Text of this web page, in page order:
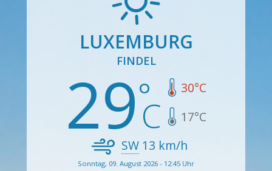
LUXEMBURG
FINDEL
29 30°C
17°C
SW13 km/h
Sonntag, 09. August 2026 - 12:45 Uhr